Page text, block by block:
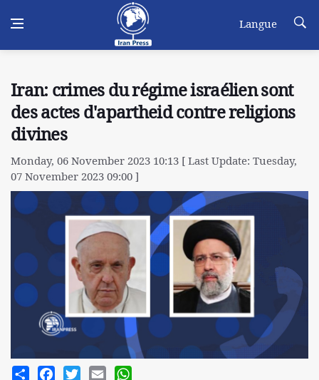
Langue
Iran: crimes du régime israélien sont
des actes d'apartheid contre religions
divines
Monday, 06 November 2023 10:13 [ Last Update: Tuesday,
07 November 2023 09:00 ]
Share FacebookTwitterEmail